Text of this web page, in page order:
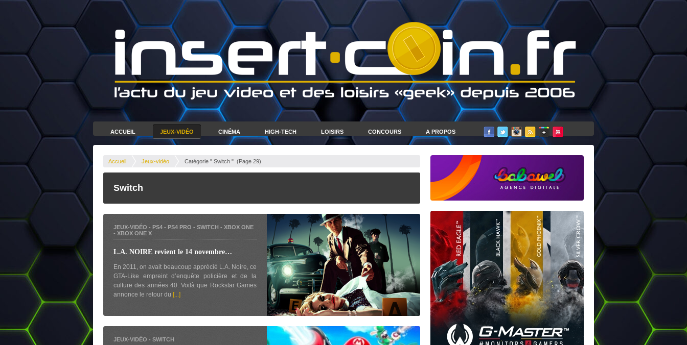
ACCUEIL JEUX-VIDÉO CINÉMA HIGH-TECH LOISIRS CONCOURS A PROPOS
Accueil Jeux-vidéo Catégorie " Switch " (Page 29)
Switch
JEUX-VIDÉO - PS4 - PS4 PRO - SWITCH - XBOX ONE
- XBOX ONE X
L.A. NOIRE revient le 14 novembre…
En 2011, on avait beaucoup apprécié L.A. Noire, ce
GTA-Like empreint d’enquête policière et de la
culture des années 40. Voilà que Rockstar Games
annonce le retour du [...]
JEUX-VIDÉO - SWITCH